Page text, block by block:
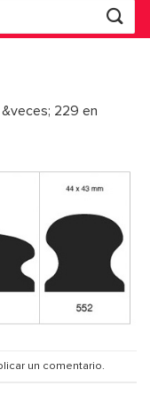
229 en
un comentario.